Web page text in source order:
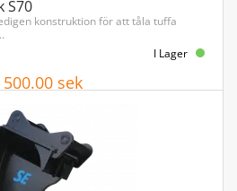
S70
konstruktion för att tåla tuffa
I Lager
sek